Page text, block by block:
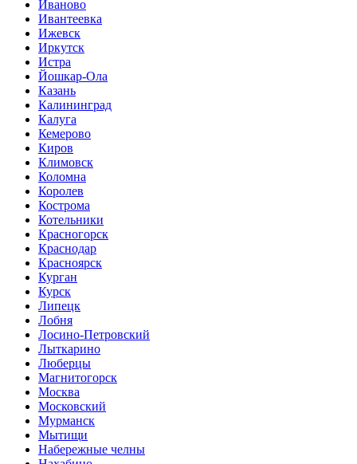
Иваново
Ивантеевка
Ижевск
Иркутск
Истра
Йошкар-Ола
Казань
Калининград
Калуга
Кемерово
Киров
Климовск
Коломна
Королев
Кострома
Котельники
Красногорск
Краснодар
Красноярск
Курган
Курск
Липецк
Лобня
Лосино-Петровский
Лыткарино
Люберцы
Магнитогорск
Москва
Московский
Мурманск
Мытищи
Набережные челны